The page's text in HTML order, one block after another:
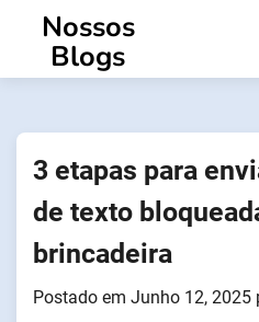
SaltarNossos
Blogs
Sobre Nós
3 etapas para
de texto
brincadeira
Postado em Junho 12, 2025